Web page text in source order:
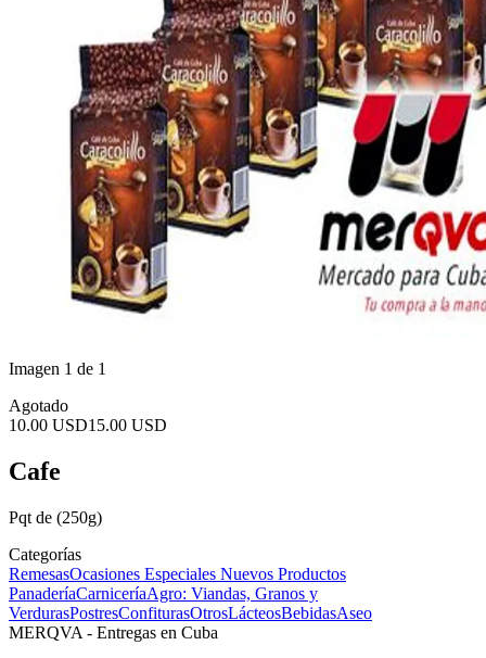
Imagen 1 de 1
Agotado
10.00 USD15.00 USD
Cafe
Pqt de (250g)
Categorías
RemesasOcasiones Especiales Nuevos Productos
PanaderíaCarniceríaAgro: Viandas, Granos y
VerdurasPostresConfiturasOtrosLácteosBebidasAseo
MERQVA - Entregas en Cuba